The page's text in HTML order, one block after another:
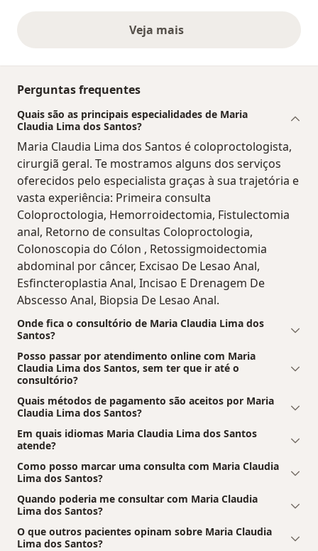
Veja maisopiniões acima
Perguntas frequentes
Quais são as principais especialidades de Maria
Claudia Lima dos Santos?
Maria Claudia Lima dos Santos é coloproctologista,
cirurgiã geral. Te mostramos alguns dos serviços
oferecidos pelo especialista graças à sua trajetória e
vasta experiência: Primeira consulta
Coloproctologia, Hemorroidectomia, Fistulectomia
anal, Retorno de consultas Coloproctologia,
Colonoscopia do Cólon , Retossigmoidectomia
abdominal por câncer, Excisao De Lesao Anal,
Esfincteroplastia Anal, Incisao E Drenagem De
Abscesso Anal, Biopsia De Lesao Anal.
Onde fica o consultório de Maria Claudia Lima dos
Santos?
Posso passar por atendimento online com Maria
Claudia Lima dos Santos, sem ter que ir até o
consultório?
Quais métodos de pagamento são aceitos por Maria
Claudia Lima dos Santos?
Em quais idiomas Maria Claudia Lima dos Santos
atende?
Como posso marcar uma consulta com Maria Claudia
Lima dos Santos?
Quando poderia me consultar com Maria Claudia
Lima dos Santos?
O que outros pacientes opinam sobre Maria Claudia
Lima dos Santos?